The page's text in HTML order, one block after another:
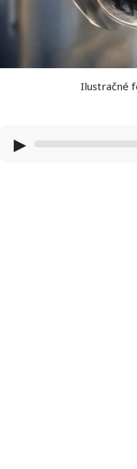
Ilustračné
▶